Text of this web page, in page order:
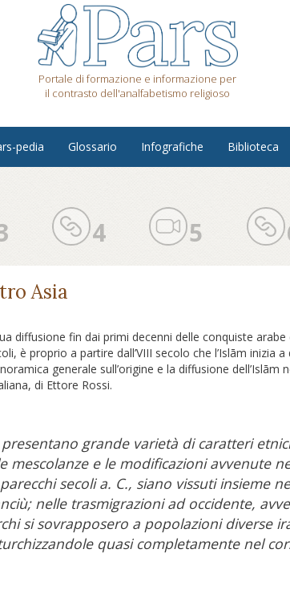
Portale di formazione e informazione per
il contrasto dell'analfabetismo religioso
pedia Glossario Infografiche Biblioteca
4 5
Asia
diffusione fin dai primi decenni delle conquiste
è proprio a partire dall’VIII secolo che l’Islām
generale sull’origine e la diffusione
di Ettore Rossi.
grande varietà di caratteri
mescolanze e le modificazioni avvenute
secoli a. C., siano vissuti insieme
nelle trasmigrazioni ad occidente,
si sovrapposero a popolazioni diverse
quasi completamente nel